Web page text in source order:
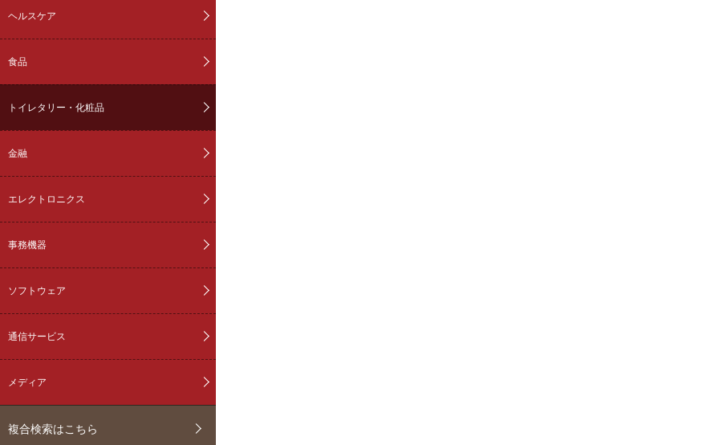
ヘルスケア
食品
トイレタリー・化粧品
金融
エレクトロニクス
事務機器
ソフトウェア
通信サービス
メディア
複合検索はこちら